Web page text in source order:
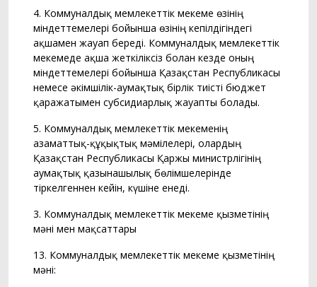
4. Коммуналдық мемлекеттік мекеме өзiнiң
мiндеттемелерi бойынша өзiнің кепілдігіндегі
ақшамен жауап бередi. Коммуналдық мемлекеттік
мекемеде ақша жеткіліксіз болған кезде оның
міндеттемелері бойынша Қазақстан Республикасы
немесе әкімшілік-аумақтық бірлік тиісті бюджет
қаражатымен субсидиарлық жауапты болады.
5. Коммуналдық мемлекеттік мекеменің
азаматтық-құқықтық мәмілелері, олардың
Қазақстан Республикасы Қаржы министрлігінің
аумақтық қазынашылық бөлімшелерінде
тіркелгеннен кейін, күшіне енеді.
3. Коммуналдық мемлекеттік мекеме қызметінің
мәні мен мақсаттары
13. Коммуналдық мемлекеттік мекеме қызметінің
мәні: